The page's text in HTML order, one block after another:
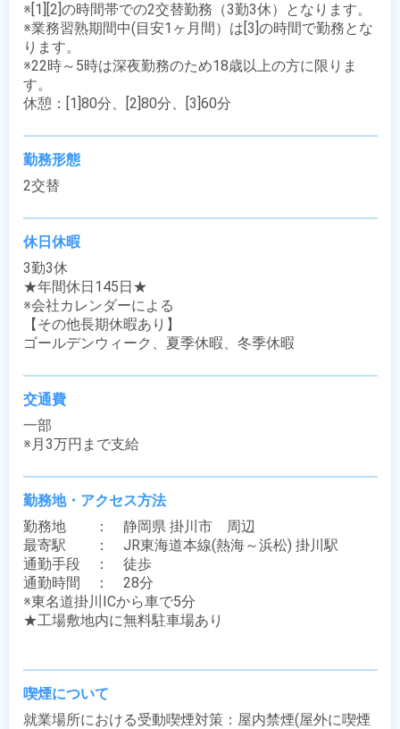
※[1][2]の時間帯での2交替勤務（3勤3休）となります。
※業務習熟期間中(目安1ヶ月間）は[3]の時間で勤務とな
ります。
※22時～5時は深夜勤務のため18歳以上の方に限りま
す。
休憩：[1]80分、[2]80分、[3]60分
勤務形態
2交替
休日休暇
3勤3休
★年間休日145日★
※会社カレンダーによる
【その他長期休暇あり】
ゴールデンウィーク、夏季休暇、冬季休暇
交通費
一部
※月3万円まで支給
勤務地・アクセス方法
勤務地　　：　静岡県 掛川市　周辺
最寄駅　　：　JR東海道本線(熱海～浜松) 掛川駅
通勤手段　：　徒歩
通勤時間　：　28分
※東名道掛川ICから車で5分
★工場敷地内に無料駐車場あり
喫煙について
就業場所における受動喫煙対策：屋内禁煙(屋外に喫煙